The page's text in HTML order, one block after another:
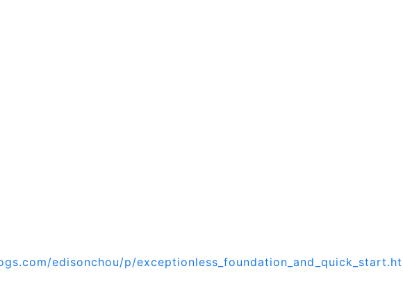
edisonchou/p/exceptionless_foundation_and_quick_start.ht